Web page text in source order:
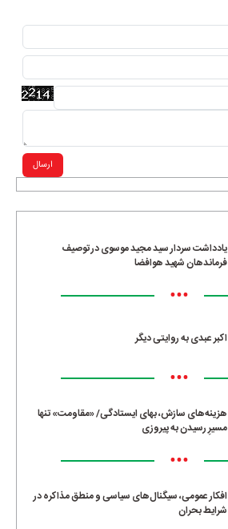
یادداشت سردار سید مجید موسوی در توصیف
فرماندهان شهید هوافضا
•••
اکبر عبدی به روایتی دیگر
•••
هزینه‌های سازش، بهای ایستادگی/ «مقاومت» تنها
مسیرِ رسیدن به پیروزی
•••
افکار عمومی، سیگنال‌های سیاسی و منطق مذاکره در
شرایط بحران
ارسال